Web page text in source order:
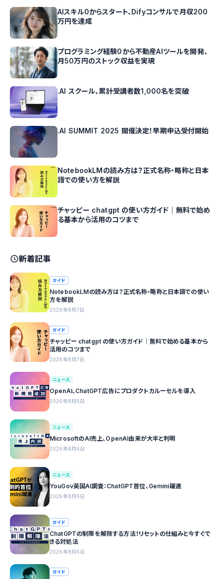
AIスキル0からスタート、Difyコンサルで月収200
万円を達成
プログラミング経験0から不動産AIツールを開発、
月50万円のストック収益を実現
.AI スクール、累計受講者数1,000名を突破
.AI SUMMIT 2025 開催決定！早期申込受付開始
NotebookLMの読み方は？正式名称・略称と日本
語での使い方を解説
チャッピー chatgpt の使い方ガイド｜無料で始め
る基本から活用のコツまで
新着記事
ガイド
NotebookLMの読み方は？正式名称・略称と日本語での使い
方を解説
2026年8月7日
ガイド
チャッピー chatgpt の使い方ガイド｜無料で始める基本から
活用のコツまで
2026年8月7日
ニュース
OpenAI、ChatGPT広告にプロダクトカルーセルを導入
2026年8月6日
ニュース
MicrosoftのAI売上、OpenAI由来が大半と判明
2026年8月6日
ニュース
YouGov英国AI調査：ChatGPT首位、Gemini躍進
2026年8月6日
ガイド
ChatGPTの制限を解除する方法！リセットの仕組みと今すぐで
きる対処法
2026年8月6日
ガイド